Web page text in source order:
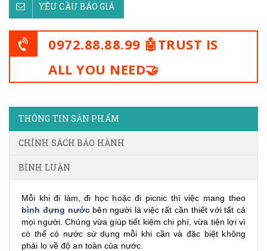
YÊU CẦU BÁO GIÁ
0972.88.88.99 🤖TRUST IS
ALL YOU NEED🤝
THÔNG TIN SẢN PHẨM
CHÍNH SÁCH BẢO HÀNH
BÌNH LUẬN
Mỗi khi đi làm, đi học hoặc đi picnic thì việc mang theo
bình đựng nướcbên người là việc rất cần thiết với tất cả
mọi người. Chúng vừa giúp tiết kiệm chi phí, vừa tiện lợi vì
có thể có nước sử dụng mỗi khi cần và đặc biệt không
phải lo về độ an toàn của nước.